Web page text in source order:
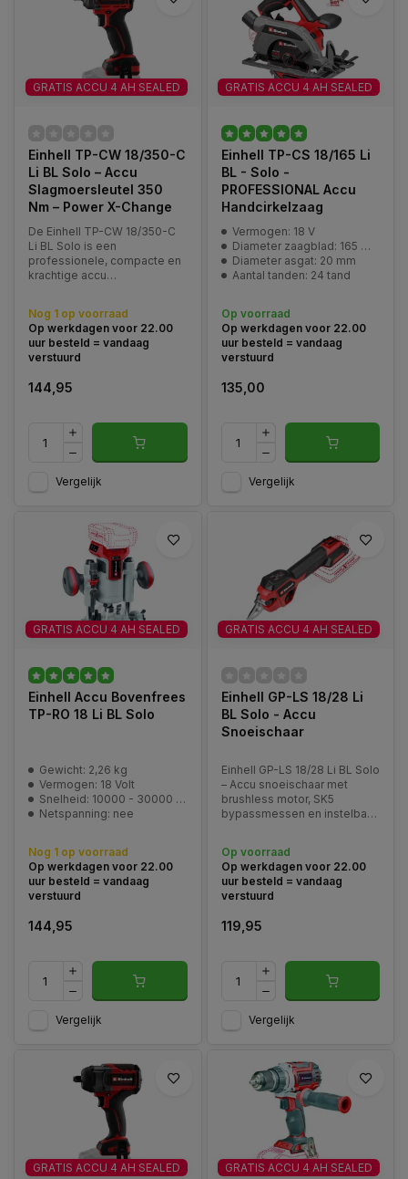
GRATIS ACCU 4 AH SEALED
Einhell TP-CW 18/350-C
Li BL Solo – Accu
Slagmoersleutel 350
Nm – Power X-Change
De Einhell TP-CW 18/350-C
Li BL Solo is een
professionele, compacte en
krachtige accu
vastdraaien van wielmoeren,
bouten en schroeven. Deze
machine maakt deel uit van
het Power X-Change
Nog 1 op voorraad
Op werkdagen voor 22.00
uur besteld = vandaag
verstuurd
144,95
Vergelijk
GRATIS ACCU 4 AH SEALED
Einhell TP-CS 18/165 Li
BL - Solo -
PROFESSIONAL Accu
Handcirkelzaag
Vermogen: 18 V
Diameter zaagblad: 165 mm
Diameter asgat: 20 mm
Aantal tanden: 24 tand
Op voorraad
Op werkdagen voor 22.00
uur besteld = vandaag
verstuurd
135,00
Vergelijk
GRATIS ACCU 4 AH SEALED
Einhell Accu Bovenfrees
TP-RO 18 Li BL Solo
Gewicht: 2,26 kg
Vermogen: 18 Volt
Snelheid: 10000 - 30000 min^-1
Netspanning: nee
Nog 1 op voorraad
Op werkdagen voor 22.00
uur besteld = vandaag
verstuurd
144,95
Vergelijk
GRATIS ACCU 4 AH SEALED
Einhell GP-LS 18/28 Li
BL Solo - Accu
Snoeischaar
Einhell GP-LS 18/28 Li BL Solo
– Accu snoeischaar met
brushless motor, SK5
bypassmessen en instelbare
snoeiwerk.
Op voorraad
Op werkdagen voor 22.00
uur besteld = vandaag
verstuurd
119,95
Vergelijk
GRATIS ACCU 4 AH SEALED GRATIS ACCU 4 AH SEALED